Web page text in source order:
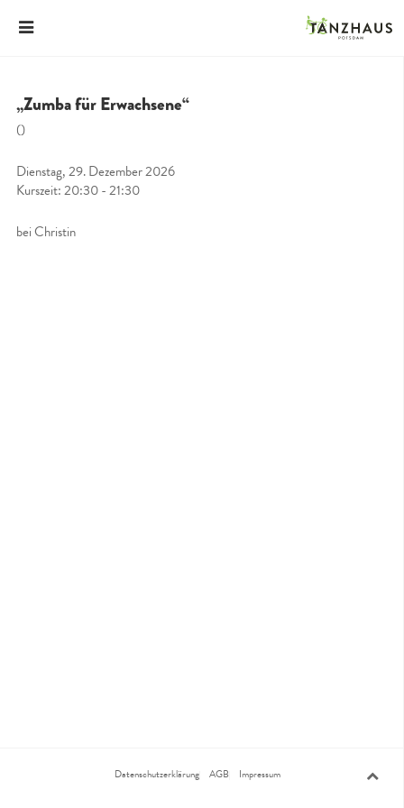
„Zumba für Erwachsene“
()
Dienstag, 29. Dezember 2026
Kurszeit: 20:30 - 21:30
bei Christin
Datenschutzerklärung AGB Impressum